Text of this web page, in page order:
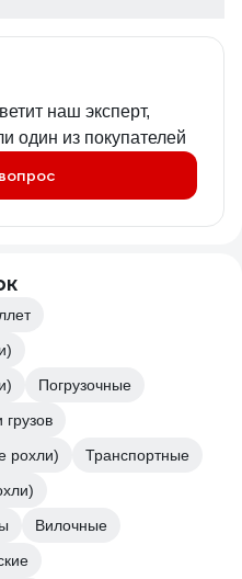
наш эксперт,
один из покупателей
Погрузочные
грузов
рохли)
Транспортные
Вилочные